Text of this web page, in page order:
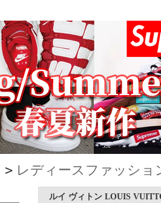
> レディースファッショ
ルイ ヴィトン LOUIS